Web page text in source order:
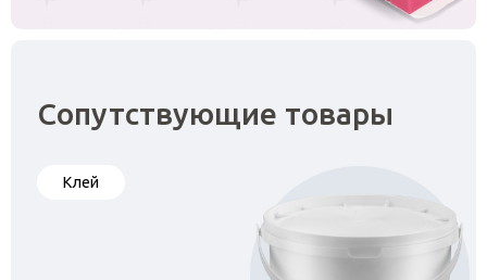
Сопутствующие товары
Клей